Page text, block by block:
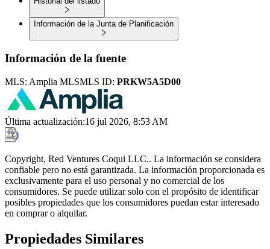
Información de la Junta de Planificación
Información de la fuente
MLS: Amplia MLSMLS ID: PRKW5A5D00
Última actualización:16 jul 2026, 8:53 AM
Copyright, Red Ventures Coqui LLC.. La información se considera
confiable pero no está garantizada. La información proporcionada es
exclusivamente para el uso personal y no comercial de los
consumidores. Se puede utilizar solo con el propósito de identificar
posibles propiedades que los consumidores puedan estar interesado
en comprar o alquilar.
Propiedades Similares